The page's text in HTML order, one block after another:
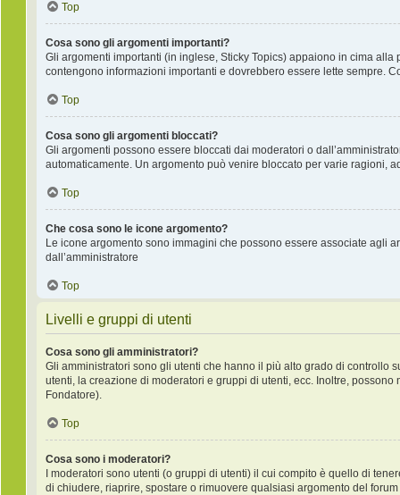
Top
Cosa sono gli argomenti importanti?
Gli argomenti importanti (in inglese, Sticky Topics) appaiono in cima
contengono informazioni importanti e dovrebbero essere lette sempre.
Top
Cosa sono gli argomenti bloccati?
Gli argomenti possono essere bloccati dai moderatori o
automaticamente. Un argomento può venire bloccato per varie ragioni,
Top
Che cosa sono le icone argomento?
Le icone argomento sono immagini che possono essere associate agli
dall’amministratore
Top
Livelli e gruppi di utenti
Cosa sono gli amministratori?
Gli amministratori sono gli utenti che hanno il più alto grado di controllo
utenti, la creazione di moderatori e gruppi di utenti, ecc. Inoltre,
Fondatore).
Top
Cosa sono i moderatori?
I moderatori sono utenti (o gruppi di utenti) il cui compito è quello di
di chiudere, riaprire, spostare o rimuovere qualsiasi argomento del